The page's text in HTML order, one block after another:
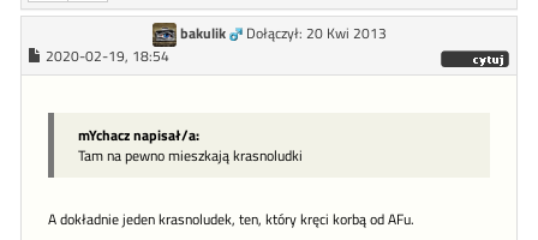
bakulik
Dołączył: 20 Kwi 2013
2020-02-19, 18:54
mYchacz napisał/a:
Tam na pewno mieszkają krasnoludki
A dokładnie jeden krasnoludek, ten, który kręci korbą od AFu.